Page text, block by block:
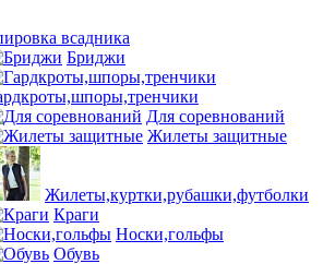
всадника
Бриджи
Для соревнований
Жилеты защитные
Жилеты,куртки,рубашки,футболки
Краги
Носки,гольфы
Обувь